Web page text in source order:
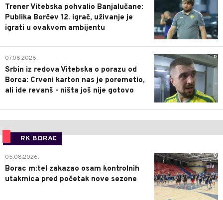
Trener Vitebska pohvalio Banjalučane:
Publika Borčev 12. igrač, uživanje je
igrati u ovakvom ambijentu
0
07.08.2026.
Srbin iz redova Vitebska o porazu od
Borca: Crveni karton nas je poremetio,
ali ide revanš - ništa još nije gotovo
RK BORAC
0
05.08.2026.
Borac m:tel zakazao osam kontrolnih
utakmica pred početak nove sezone